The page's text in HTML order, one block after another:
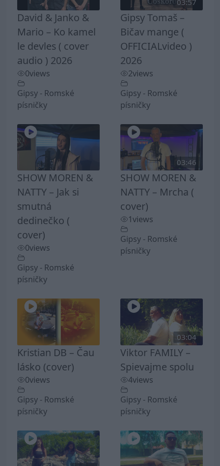
David & Janko &
Mario – Ko kamel
le devles ( cover
audio ) 2026
0views
Gipsy - Romské
písničky
Gipsy Tomaš –
Bičav mange (
OFFICIALvideo )
2026
2views
Gipsy - Romské
písničky
SHOW MOREN &
NATTY – Jak si
smutná
dedinečko (
cover)
0views
Gipsy - Romské
písničky
03:46
SHOW MOREN &
NATTY – Mrcha (
cover)
1views
Gipsy - Romské
písničky
Kristian DB – Čau
lásko (cover)
0views
Gipsy - Romské
písničky
03:04
Viktor FAMILY –
Spievajme spolu
4views
Gipsy - Romské
písničky